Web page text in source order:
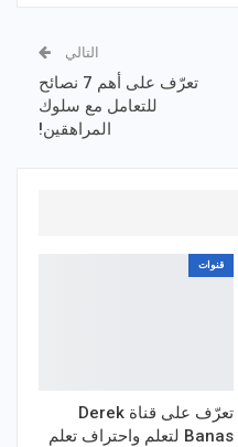
التالي
تعرّف على أهم 7 نصائح
للتعامل مع سلوك
المراهقين!
قنوات
تعرّف على قناة Derek
Banas لتعلم واحتراف تعلم